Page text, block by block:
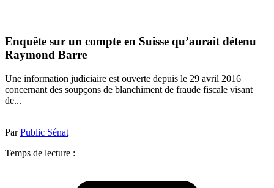
Enquête sur un compte en Suisse qu’aurait détenu
Raymond Barre
Une information judiciaire est ouverte depuis le 29 avril 2016
concernant des soupçons de blanchiment de fraude fiscale visant
de...
ParPublic Sénat
Temps de lecture :